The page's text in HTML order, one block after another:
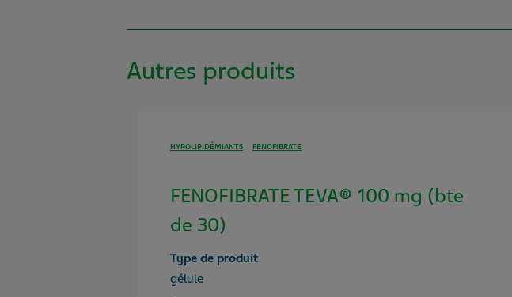
Autres produits
HYPOLIPIDÉMIANTS FENOFIBRATE
FENOFIBRATE TEVA® 100 mg (bte
de 30)
Type de produit
gélule